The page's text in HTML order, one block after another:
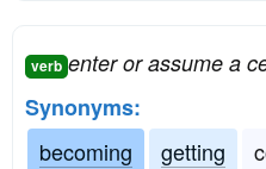
verb enter or assume a
Synonyms:
becoming
getting